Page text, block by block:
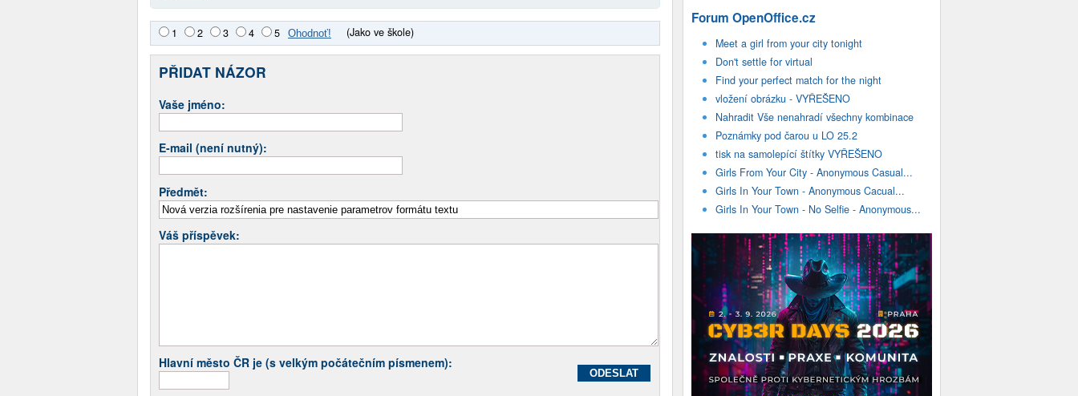
1 2 3 4 5 (Jako ve škole)
PŘIDAT NÁZOR
Vaše jméno:
E-mail (není nutný):
Předmět:
Váš příspěvek:
Hlavní město ČR je (s velkým počátečním písmenem):
Forum OpenOffice.cz
Meet a girl from your city tonight
Don't settle for virtual
Find your perfect match for the night
vložení obrázku - VYŘEŠENO
Nahradit Vše nenahradí všechny kombinace
Poznámky pod čarou u LO 25.2
tisk na samolepící štítky VYŘEŠENO
Girls From Your City - Anonymous Casual...
Girls In Your Town - Anonymous Cacual...
Girls In Your Town - No Selfie - Anonymous...